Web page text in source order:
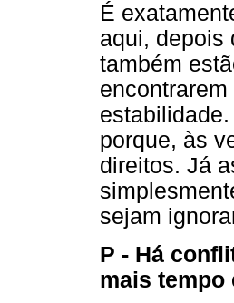
É
aqui, depois
também
porque, às
direitos. Já
sejam
P - Há
mais tempo